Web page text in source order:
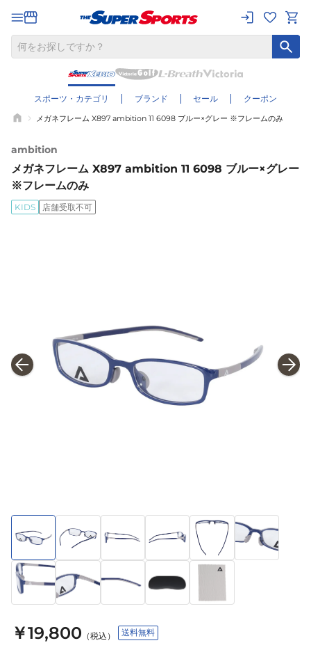
スポーツ・カテゴリ ブランド セール クーポン
メガネフレーム X897 ambition 11 6098 ブルー×グレー ※フレームのみ
ambition
メガネフレーム X897 ambition 11 6098 ブルー×グレー
※フレームのみ
KIDS 店舗受取不可
￥19,800 （税込） 送料無料